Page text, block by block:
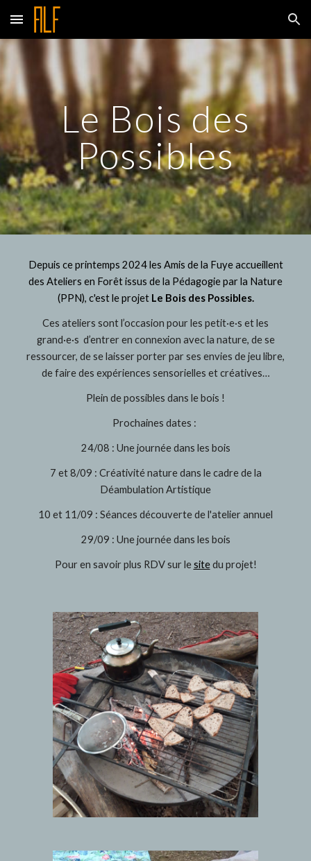
Skip to main content Skip to navigation
Le Bois des
Possibles
Depuis ce printemps 2024 les Amis de la Fuye accueillent
des Ateliers en Forêt issus de la Pédagogie par la Nature
(PPN), c'est le projet Le Bois des Possibles.
Ces ateliers sont l’occasion pour les petit·e·s et les
grand·e·s d’entrer en connexion avec la nature, de se
ressourcer, de se laisser porter par ses envies de jeu libre,
de faire des expériences sensorielles et créatives…
Plein de possibles dans le bois !
Prochaines dates :
24/08 : Une journée dans les bois
7 et 8/09 : Créativité nature dans le cadre de la
Déambulation Artistique
10 et 11/09 : Séances découverte de l'atelier annuel
29/09 : Une journée dans les bois
Pour en savoir plus RDV sur lesitedu projet!